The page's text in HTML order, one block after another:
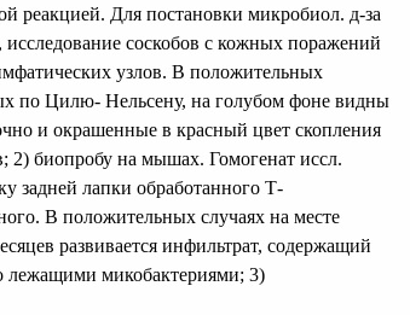
реакцией. Для постановки микробиол. д-за
соскобов с кожных поражений
узлов. В положительных
по Цилю- Нельсену, на голубом фоне видны
и окрашенные в красный цвет скопления
2) биопробу на мышах. Гомогенат иссл.
задней лапки обработанного Т-
В положительных случаях на месте
развивается инфильтрат, содержащий
лежащими микобактериями; 3)